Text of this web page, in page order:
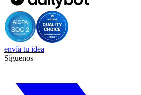
envía tu idea
Síguenos